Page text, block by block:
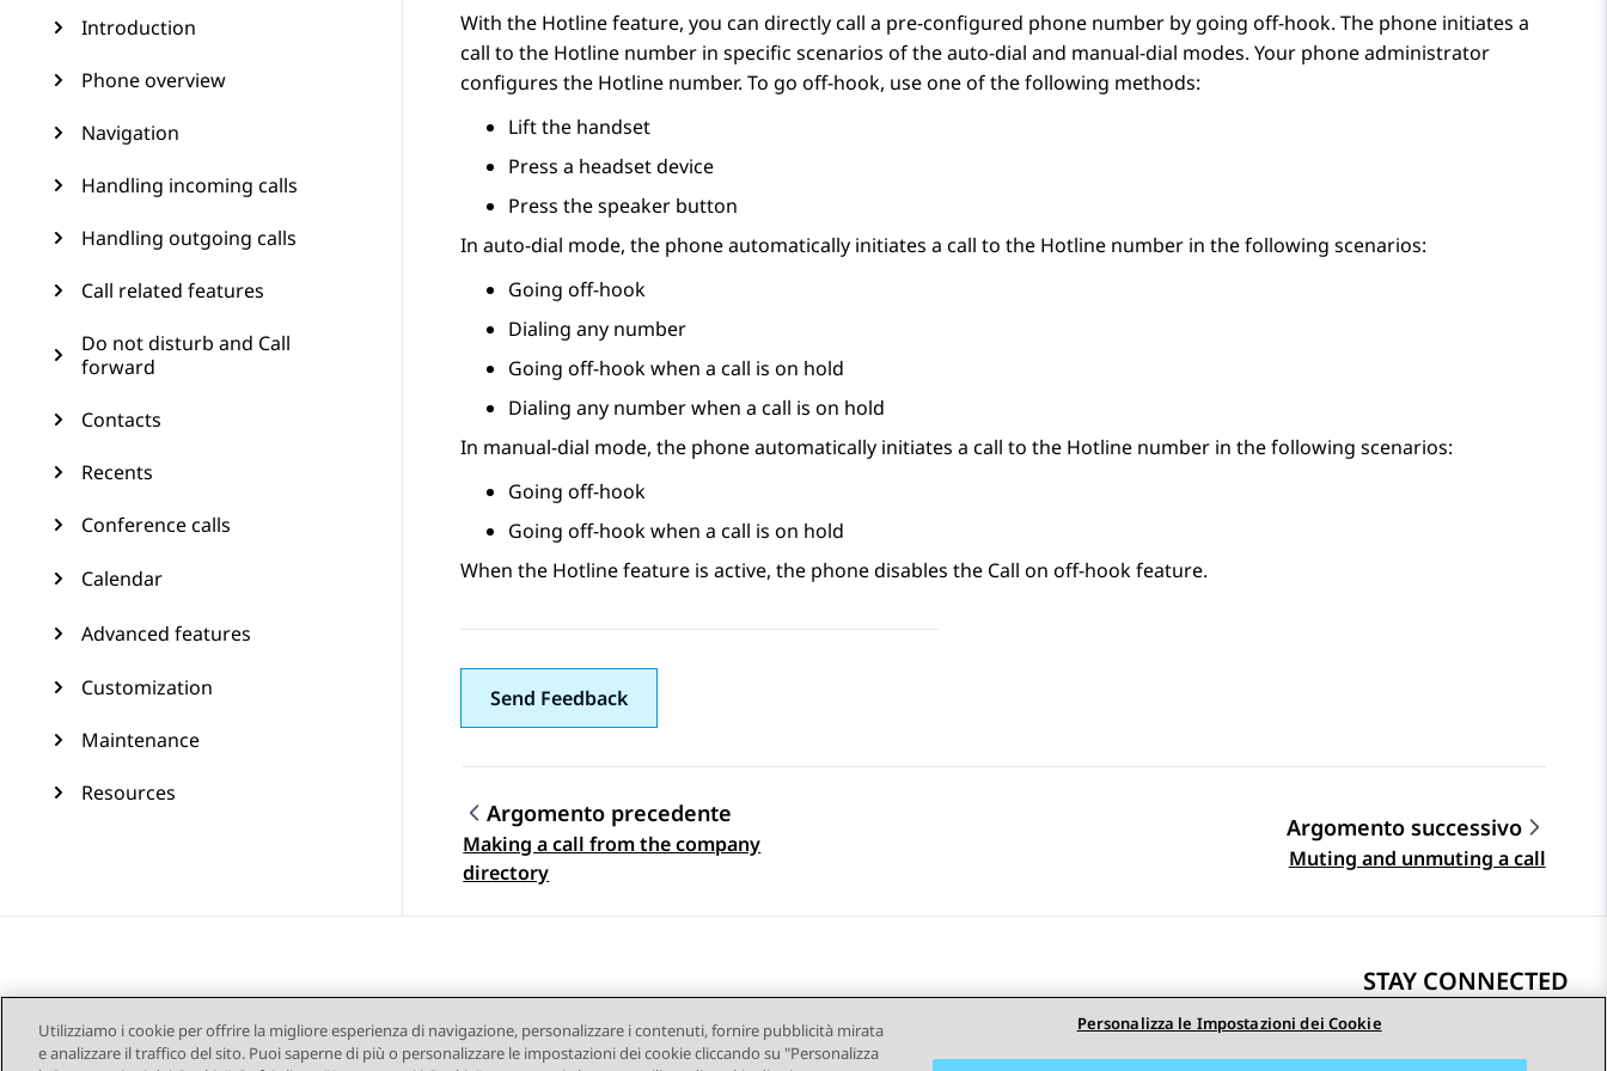
Introduction
Phone overview
Navigation
Handling incoming calls
Handling outgoing calls
Call related features
Do not disturb and Call
forward
Contacts
Recents
Conference calls
Calendar
Advanced features
Customization
Maintenance
Resources
With the Hotline feature, you can directly call a pre-configured phone number by going off-hook. The phone initiates a
call to the Hotline number in specific scenarios of the auto-dial and manual-dial modes. Your phone administrator
configures the Hotline number. To go off-hook, use one of the following methods:
Lift the handset
Press a headset device
Press the speaker button
In auto-dial mode, the phone automatically initiates a call to the Hotline number in the following scenarios:
Going off-hook
Dialing any number
Going off-hook when a call is on hold
Dialing any number when a call is on hold
In manual-dial mode, the phone automatically initiates a call to the Hotline number in the following scenarios:
Going off-hook
Going off-hook when a call is on hold
When the Hotline feature is active, the phone disables the Call on off-hook feature.
Send Feedback
Navigazione argomento
Argomento precedente
Making a call from the company
directory
Argomento successivo
Muting and unmuting a call
STAY CONNECTED
Utilizziamo i cookie per offrire la migliore esperienza di navigazione, personalizzare i contenuti, fornire pubblicità mirata
e analizzare il traffico del sito. Puoi saperne di più o personalizzare le impostazioni dei cookie cliccando su "Personalizza
Personalizza le Impostazioni dei Cookie